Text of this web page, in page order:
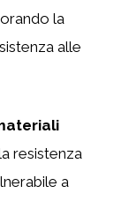
la
alle
resistenza
a